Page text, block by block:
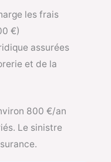
les frais
€)
assurées
et de la
800 €/an
Le sinistre